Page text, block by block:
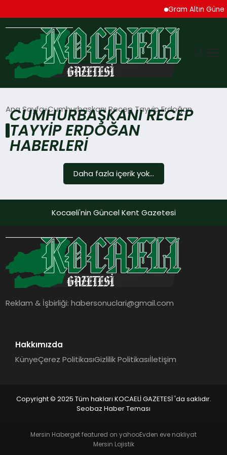
Gram Altın Güne
TEKNOLOJI
EKONOMI
YAŞAM
DÜNYA
Ana Sayfa Cumhurbaşkanı Recep Tayyip Erdoğan
CUMHURBAŞKANI RECEP
TAYYIP ERDOĞAN
HABERLERI
Daha fazla içerik yok...
Kocaeli'nin Güncel Kent Gazetesi
Reklam & İşbirliği:habersonuclari@gmail.com
Hakkımızda
KünyeÇerez PolitikasıGizlilik Politikasıİletişim
Copyright © 2025 Tüm hakları KOCAELİ GAZETESİ 'da saklıdır.
Seobaz Haber Teması
Mersin Haberget featured on yahooEvden eve nakliyat
Mersin Lojistik